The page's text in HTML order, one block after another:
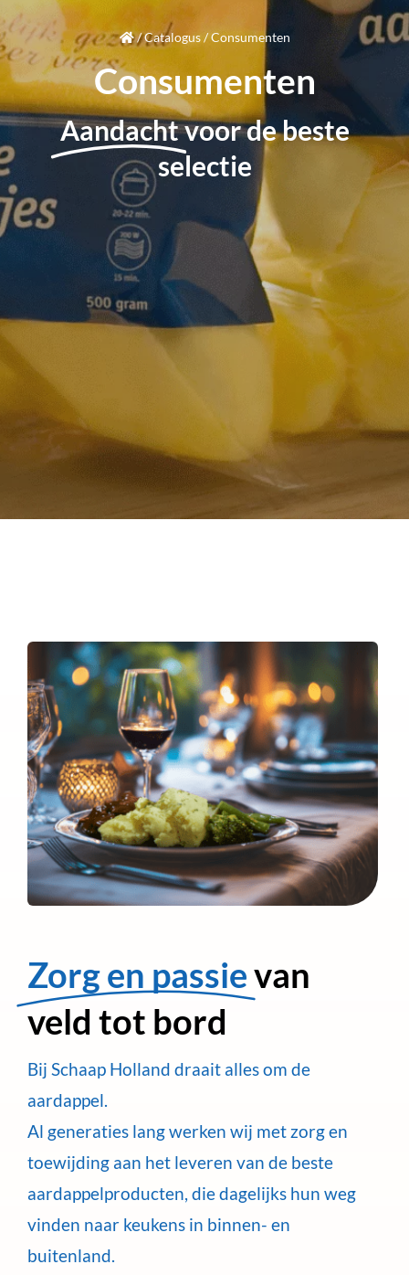
/Catalogus/Consumenten
Consumenten
Aandachtvoor de beste
selectie
Zorg en passievan
veld tot bord
Bij Schaap Holland draait alles om de
aardappel.
Al generaties lang werken wij met zorg en
toewijding aan het leveren van de beste
aardappelproducten, die dagelijks hun weg
vinden naar keukens in binnen- en
buitenland.